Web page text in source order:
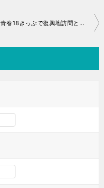
青春18きっぷで復興地訪問と仙台牛たんの旅2018